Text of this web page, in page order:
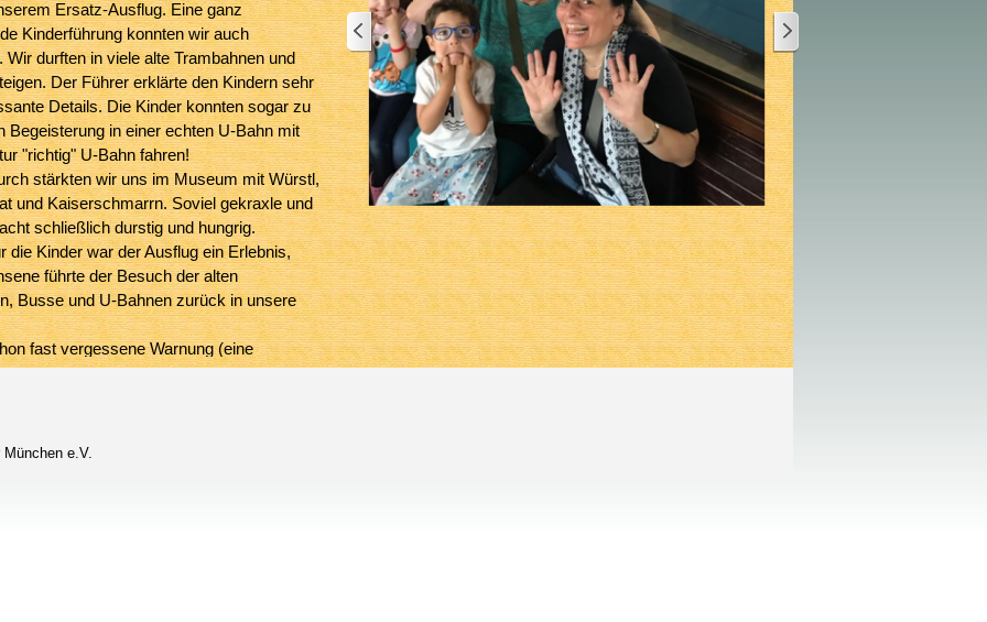
Ersatz-Ausflug. Eine ganz
Kinderführung konnten wir auch
Wir durften in viele alte Trambahnen und
Der Führer erklärte den Kindern sehr
Details. Die Kinder konnten sogar zu
Begeisterung in einer echten U-Bahn mit
"richtig" U-Bahn fahren!
stärkten wir uns im Museum mit Würstl,
und Kaiserschmarrn. Soviel gekraxle und
schließlich durstig und hungrig.
die Kinder war der Ausflug ein Erlebnis,
führte der Besuch der alten
Busse und U-Bahnen zurück in unsere
fast vergessene Warnung (eine
Ernst Hürlimann): "Besser immer eine
Draußen tobte immer wieder ein
e.V.